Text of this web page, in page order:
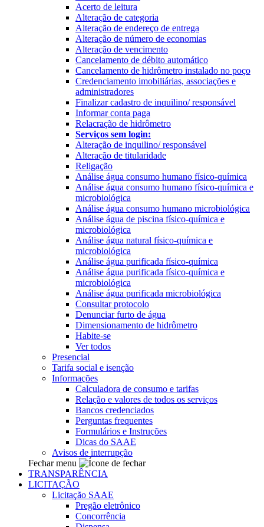
Acerto de leitura
Alteração de categoria
Alteração de endereço de entrega
Alteração de número de economias
Alteração de vencimento
Cancelamento de débito automático
Cancelamento de hidrômetro instalado no poço
Credenciamento imobiliárias, associações e
administradores
Finalizar cadastro de inquilino/ responsável
Informar conta paga
Relacração de hidrômetro
Serviços sem login:
Alteração de inquilino/ responsável
Alteração de titularidade
Religação
Análise água consumo humano físico-química
Análise água consumo humano físico-química e
microbiológica
Análise água consumo humano microbiológica
Análise água de piscina físico-química e
microbiológica
Análise água natural físico-química e
microbiológica
Análise água purificada físico-química
Análise água purificada físico-química e
microbiológica
Análise água purificada microbiológica
Consultar protocolo
Denunciar furto de água
Dimensionamento de hidrômetro
Habite-se
Ver todos
Presencial
Tarifa social e isenção
Informações
Calculadora de consumo e tarifas
Relação e valores de todos os serviços
Bancos credenciados
Perguntas frequentes
Formulários e Instruções
Dicas do SAAE
Avisos de interrupção
Fechar menu
TRANSPARÊNCIA
LICITAÇÃO
Licitação SAAE
Pregão eletrônico
Concorrência